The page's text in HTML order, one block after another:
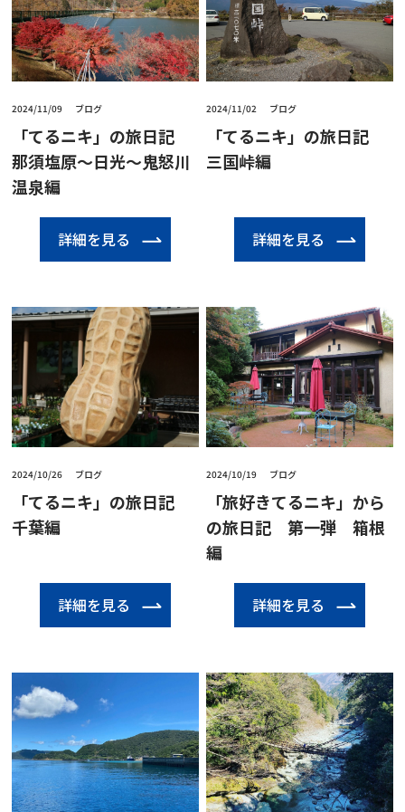
2024/11/09 ブログ
「てるニキ」の旅日記
那須塩原～日光～鬼怒川
温泉編
詳細を見る
2024/11/02 ブログ
「てるニキ」の旅日記
三国峠編
詳細を見る
2024/10/26 ブログ
「てるニキ」の旅日記
千葉編
詳細を見る
2024/10/19 ブログ
「旅好きてるニキ」から
の旅日記 第一弾 箱根
編
詳細を見る